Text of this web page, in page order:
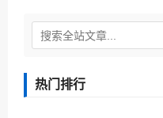
热门排行